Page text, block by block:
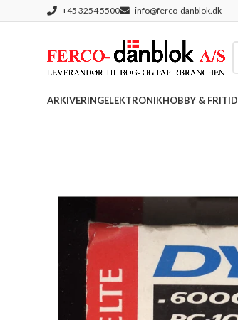
+45 3254 5500 info@ferco-danblok.dk
ARKIVERINGELEKTRONIKHOBBY & FRITID